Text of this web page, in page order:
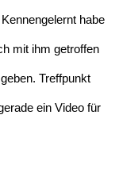
habe
mit ihm getroffen
Treffpunkt
ein Video für